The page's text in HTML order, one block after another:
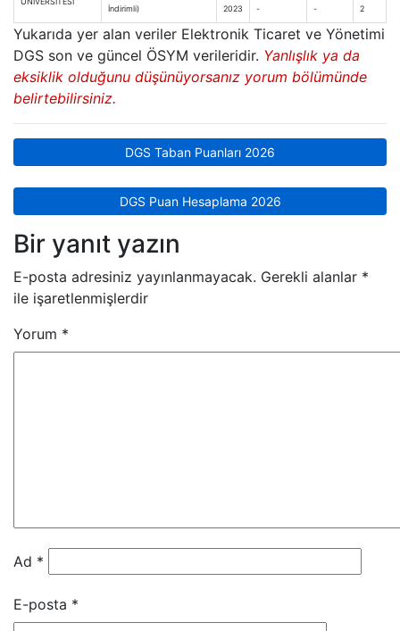
İndirimli) 2023 - - 2
Yukarıda yer alan veriler Elektronik Ticaret ve Yönetimi
DGS son ve güncel ÖSYM verileridir. Yanlışlık ya da
eksiklik olduğunu düşünüyorsanız yorum bölümünde
belirtebilirsiniz.
DGS Taban Puanları 2026
DGS Puan Hesaplama 2026
Bir yanıt yazın
E-posta adresiniz yayınlanmayacak. Gerekli alanlar *
ile işaretlenmişlerdir
Yorum *
Ad *
E-posta *